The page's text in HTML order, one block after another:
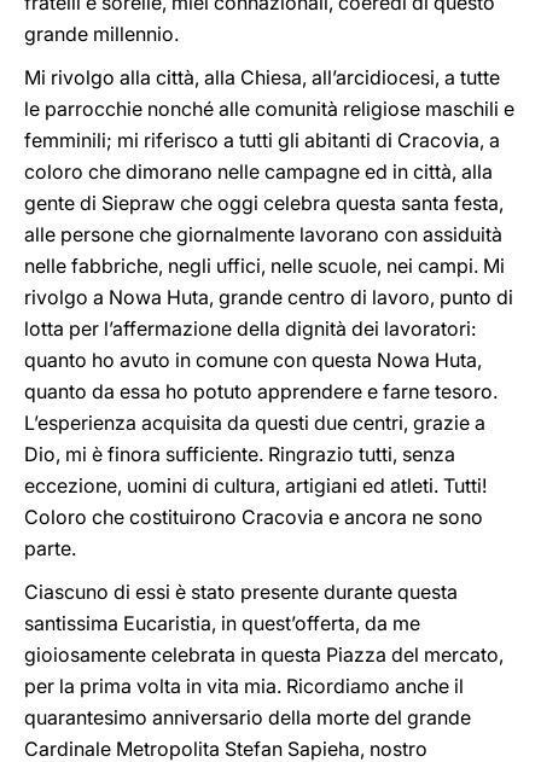
grande millennio.
Mi rivolgo alla città, alla Chiesa, all’arcidiocesi, a tutte
le parrocchie nonché alle comunità religiose maschili e
femminili; mi riferisco a tutti gli abitanti di Cracovia, a
coloro che dimorano nelle campagne ed in città, alla
gente di Siepraw che oggi celebra questa santa festa,
alle persone che giornalmente lavorano con assiduità
nelle fabbriche, negli uffici, nelle scuole, nei campi. Mi
rivolgo a Nowa Huta, grande centro di lavoro, punto di
lotta per l’affermazione della dignità dei lavoratori:
quanto ho avuto in comune con questa Nowa Huta,
quanto da essa ho potuto apprendere e farne tesoro.
L’esperienza acquisita da questi due centri, grazie a
Dio, mi è finora sufficiente. Ringrazio tutti, senza
eccezione, uomini di cultura, artigiani ed atleti. Tutti!
Coloro che costituirono Cracovia e ancora ne sono
parte.
Ciascuno di essi è stato presente durante questa
santissima Eucaristia, in quest’offerta, da me
gioiosamente celebrata in questa Piazza del mercato,
per la prima volta in vita mia. Ricordiamo anche il
quarantesimo anniversario della morte del grande
Cardinale Metropolita Stefan Sapieha, nostro